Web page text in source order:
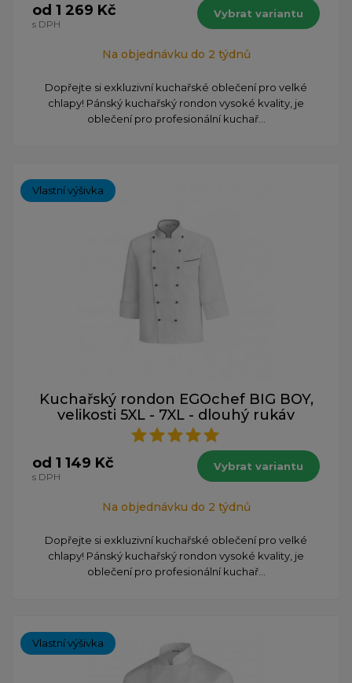
od 1 269 Kč
s DPH
Vybrat variantu
Na objednávku do 2 týdnů
Dopřejte si exkluzivní kuchařské oblečení pro velké
chlapy! Pánský kuchařský rondon vysoké kvality, je
oblečení pro profesionální kuchař...
Vlastní výšivka
Kuchařský rondon EGOchef BIG BOY,
velikosti 5XL - 7XL - dlouhý rukáv
od 1 149 Kč
s DPH
Vybrat variantu
Na objednávku do 2 týdnů
Dopřejte si exkluzivní kuchařské oblečení pro velké
chlapy! Pánský kuchařský rondon vysoké kvality, je
oblečení pro profesionální kuchař...
Vlastní výšivka